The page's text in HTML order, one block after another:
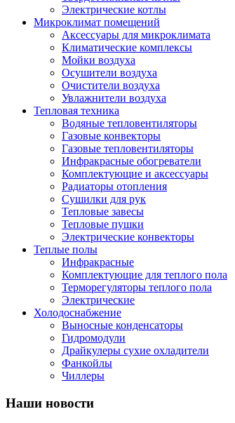
Электрические котлы
Микроклимат помещений
Аксессуары для микроклимата
Климатические комплексы
Мойки воздуха
Осушители воздуха
Очистители воздуха
Увлажнители воздуха
Тепловая техника
Водяные тепловентиляторы
Газовые конвекторы
Газовые тепловентиляторы
Инфракрасные обогреватели
Комплектующие и аксессуары
Радиаторы отопления
Сушилки для рук
Тепловые завесы
Тепловые пушки
Электрические конвекторы
Теплые полы
Инфракрасные
Комплектующие для теплого пола
Терморегуляторы теплого пола
Электрические
Холодоснабжение
Выносные конденсаторы
Гидромодули
Драйкулеры сухие охладители
Фанкойлы
Чиллеры
Наши новости